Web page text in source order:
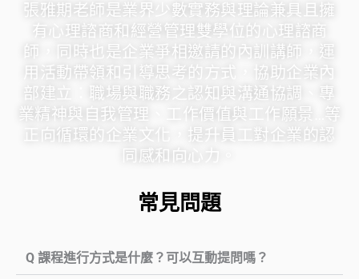
張雅期老師是業界少數實務與理論兼具且擁
有心理諮商和經營管理雙學位的心理諮商
師，同時也是企業爭相邀請的內訓講師，運
用活動帶領和引導思考的方式，協助企業內
部建立：職場與職務之認知與溝通協調、專
業精神與自我管理、工作價值與工作願景…等
正向循環的企業文化，提升員工對企業的認
同感和向心力。
常見問題
Q 課程進行方式是什麼？可以互動提問嗎？